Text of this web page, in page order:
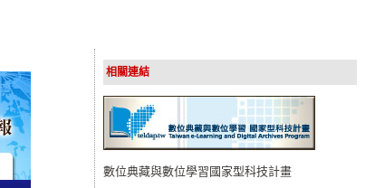
相關連結
數位典藏與數位學習國家型科技計畫